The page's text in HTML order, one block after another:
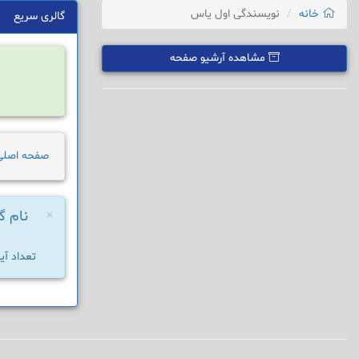
گالری سریع
صفحه
× نام
تعداد
خانه نویسندگی اول یاس
مشاهده آرشیو صفحه